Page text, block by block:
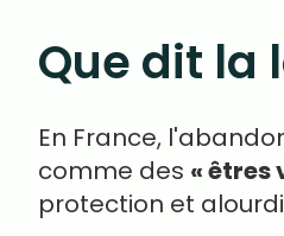
Que dit la
En France,
comme des « êtres
protection et